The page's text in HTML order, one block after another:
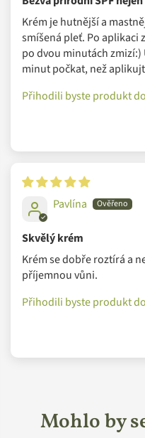
Krém je hutnější a
smíšená pleť. Po aplikaci
po dvou minutách
minut počkat, než
Přihodili byste produkt
Pavlína
Skvělý krém
Krém se dobře roztírá a
příjemnou vůni.
Přihodili byste produkt
Mohlo by